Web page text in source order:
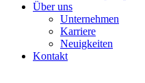
Über uns
Unternehmen
Karriere
Neuigkeiten
Kontakt